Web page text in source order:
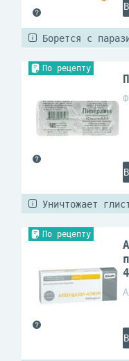
Борется с
По рецепту
Уничтожает
По рецепту